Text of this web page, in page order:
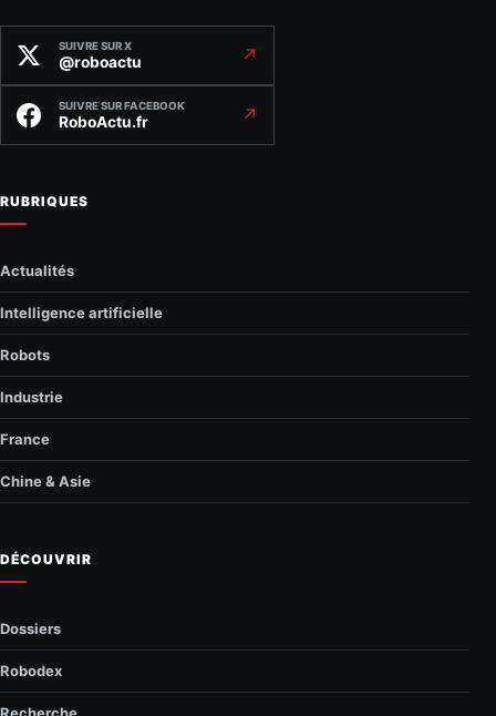
SUIVRE SUR X
@roboactu ↗
SUIVRE SUR FACEBOOK
RoboActu.fr ↗
RUBRIQUES
Actualités
Intelligence artificielle
Robots
Industrie
France
Chine & Asie
DÉCOUVRIR
Dossiers
Robodex